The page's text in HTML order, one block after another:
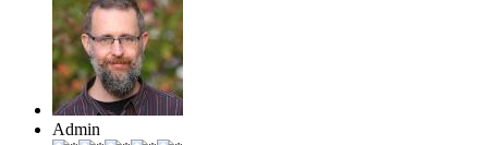
Admin